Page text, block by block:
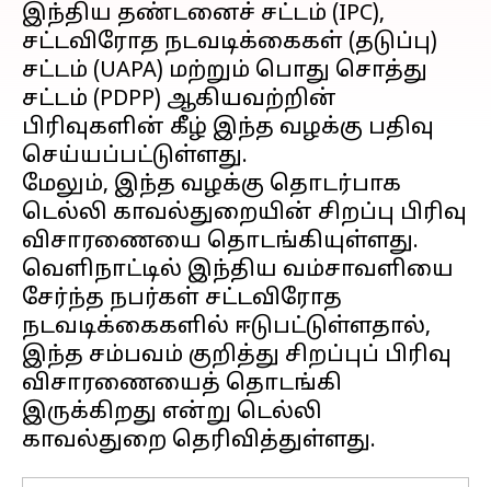
இந்திய தண்டனைச் சட்டம் (IPC),
சட்டவிரோத நடவடிக்கைகள் (தடுப்பு)
சட்டம் (UAPA) மற்றும் பொது சொத்து
சட்டம் (PDPP) ஆகியவற்றின்
பிரிவுகளின் கீழ் இந்த வழக்கு பதிவு
செய்யப்பட்டுள்ளது.
மேலும், இந்த வழக்கு தொடர்பாக
டெல்லி காவல்துறையின் சிறப்பு பிரிவு
விசாரணையை தொடங்கியுள்ளது.
வெளிநாட்டில் இந்திய வம்சாவளியை
சேர்ந்த நபர்கள் சட்டவிரோத
நடவடிக்கைகளில் ஈடுபட்டுள்ளதால்,
இந்த சம்பவம் குறித்து சிறப்புப் பிரிவு
விசாரணையைத் தொடங்கி
இருக்கிறது என்று டெல்லி